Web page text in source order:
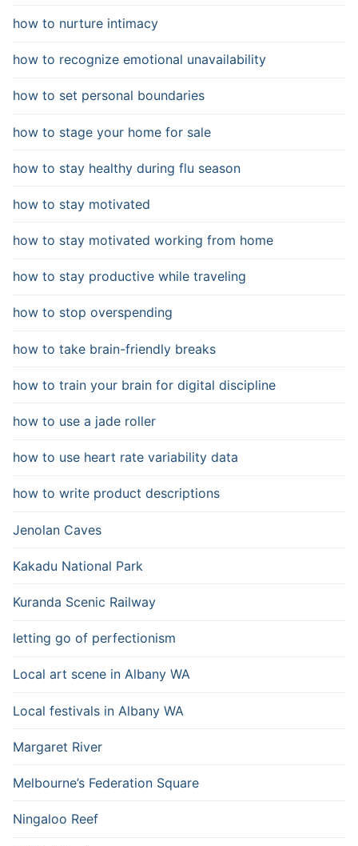
how to nurture intimacy
how to recognize emotional unavailability
how to set personal boundaries
how to stage your home for sale
how to stay healthy during flu season
how to stay motivated
how to stay motivated working from home
how to stay productive while traveling
how to stop overspending
how to take brain-friendly breaks
how to train your brain for digital discipline
how to use a jade roller
how to use heart rate variability data
how to write product descriptions
Jenolan Caves
Kakadu National Park
Kuranda Scenic Railway
letting go of perfectionism
Local art scene in Albany WA
Local festivals in Albany WA
Margaret River
Melbourne’s Federation Square
Ningaloo Reef